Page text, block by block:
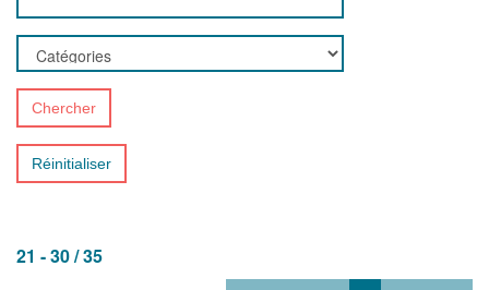
Chercher
Réinitialiser
21 - 30 / 35